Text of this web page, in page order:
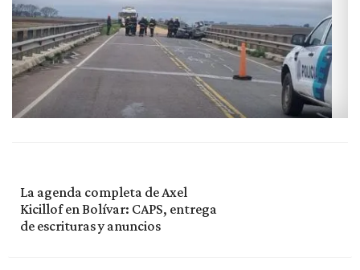
La agenda completa de Axel
Kicillof en Bolívar: CAPS, entrega
de escrituras y anuncios